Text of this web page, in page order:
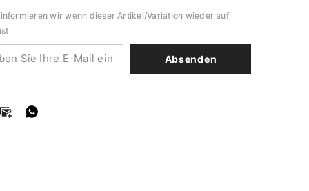
wir wenn dieser Artikel/Variation wieder auf
Absenden